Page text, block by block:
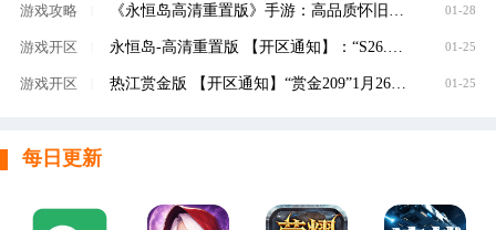
游戏攻略 01-28
游戏开区 01-25
游戏开区 热江赏金版 【开区通知】“赏金209”1月26日10:00开启 01-25
每日更新